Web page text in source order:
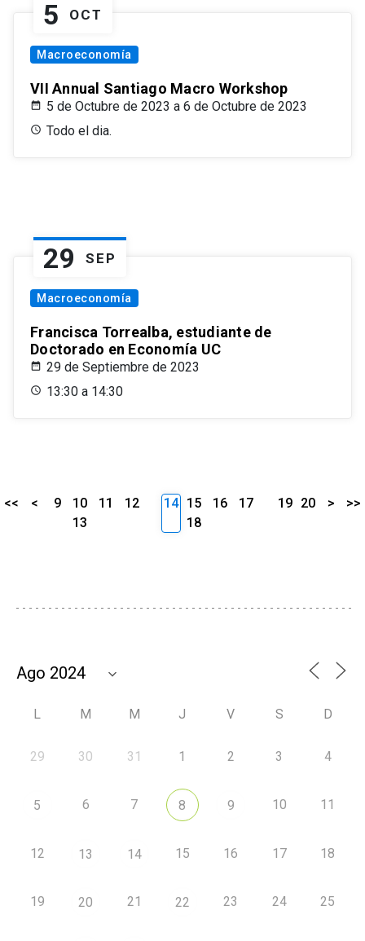
5 OCT
Macroeconomía
VII Annual Santiago Macro Workshop
5 de Octubre de 2023 a 6 de Octubre de 2023
Todo el dia.
29 SEP
Macroeconomía
Francisca Torrealba, estudiante de
Doctorado en Economía UC
29 de Septiembre de 2023
13:30 a 14:30
<< < 9 10 11
12
13
14 15 16
17
18
19 20 > >>
L M M J V S D
29 30 31 1 2 3 4
5 6 7 8 9 10 11
12 13 14 15 16 17 18
19 20 21 22 23 24 25